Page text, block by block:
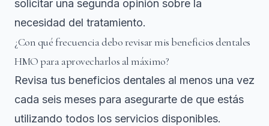
solicitar una segunda opinión sobre la
necesidad del tratamiento.
¿Con qué frecuencia debo revisar mis beneficios dentales
HMO para aprovecharlos al máximo?
Revisa tus beneficios dentales al menos una vez
cada seis meses para asegurarte de que estás
utilizando todos los servicios disponibles.